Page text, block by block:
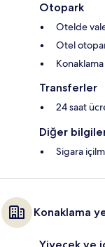
Otopark
Otelde
Otel
Transferler
24 saat
Diğer
Sigara
Konaklama